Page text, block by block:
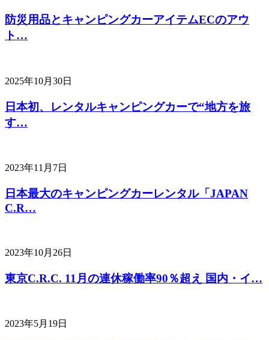
防災用品とキャンピングカーアイテムECのアウ
ト…
2025年10月30日
日本初、レンタルキャンピングカーで“地方を旅
す…
2023年11月7日
日本最大のキャンピングカーレンタル「JAPAN
C.R…
2023年10月26日
東京C.R.C. 11月の連休稼働率90％超え 国内・イ…
2023年5月19日